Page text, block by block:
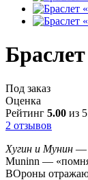
Под заказ
Оценка
Рейтинг 5.00 из
2 отзывов
Хугин и Мунин —
Muninn —
ВОроны